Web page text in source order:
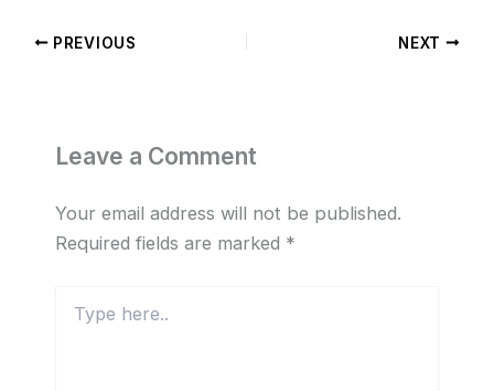
PREVIOUS NEXT
Leave a Comment
Your email address will not be published.
Required fields are marked *
here..